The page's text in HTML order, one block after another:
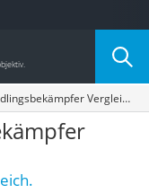
Ultraschall-Schädlingsbekämpfer Vergleich 2026